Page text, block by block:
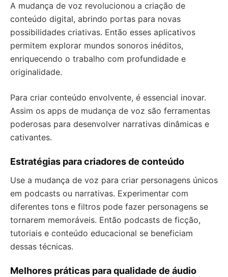
A mudança de voz revolucionou a criação de
conteúdo digital, abrindo portas para novas
possibilidades criativas. Então esses aplicativos
permitem explorar mundos sonoros inéditos,
enriquecendo o trabalho com profundidade e
originalidade.
Para criar conteúdo envolvente, é essencial inovar.
Assim os apps de mudança de voz são ferramentas
poderosas para desenvolver narrativas dinâmicas e
cativantes.
Estratégias para criadores de conteúdo
Use a mudança de voz para criar personagens únicos
em podcasts ou narrativas. Experimentar com
diferentes tons e filtros pode fazer personagens se
tornarem memoráveis. Então podcasts de ficção,
tutoriais e conteúdo educacional se beneficiam
dessas técnicas.
Melhores práticas para qualidade de áudio